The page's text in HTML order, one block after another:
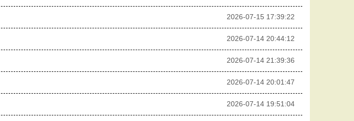
2026-07-15 17:39:22
2026-07-14 20:44:12
2026-07-14 21:39:36
2026-07-14 20:01:47
2026-07-14 19:51:04